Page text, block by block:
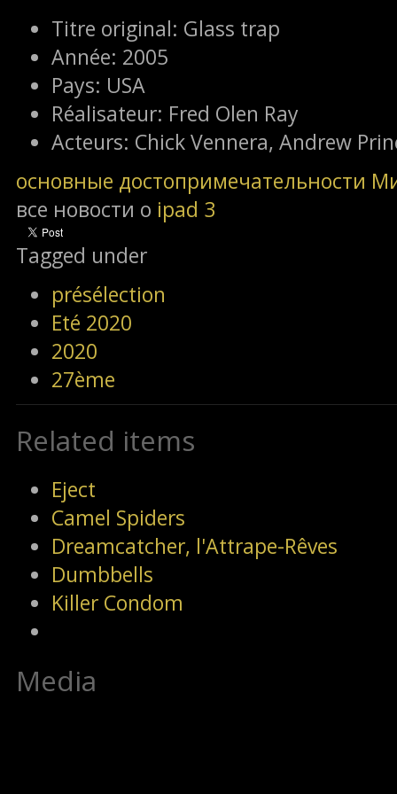
Titre original: Glass trap
Année: 2005
Pays: USA
Réalisateur: Fred Olen Ray
Acteurs: Chick Vennera, Andrew
основные достопримечательности
все новости о ipad 3
Tagged under
présélection
Eté 2020
2020
27ème
Related items
Eject
Camel Spiders
Dreamcatcher, l'Attrape-Rêves
Dumbbells
Killer Condom
Media